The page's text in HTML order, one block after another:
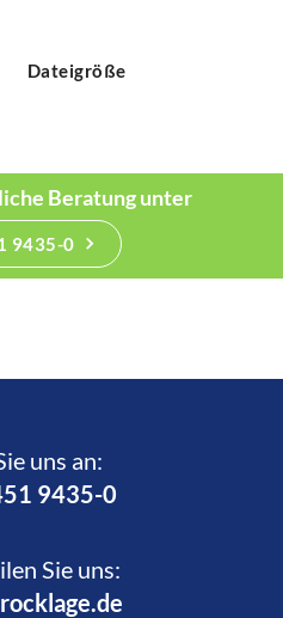
Dateigröße
Beratung unter
9435-0
uns an:­
9435-0
Sie uns: